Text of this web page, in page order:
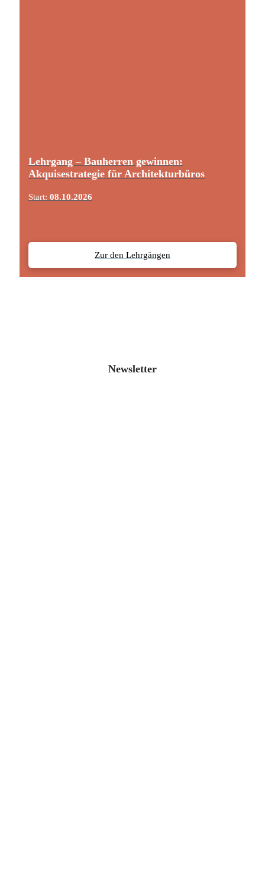
Lehrgang – Bauherren gewinnen:
Akquisestrategie für Architekturbüros
Start: 08.10.2026
Zur den Lehrgängen
Newsletter